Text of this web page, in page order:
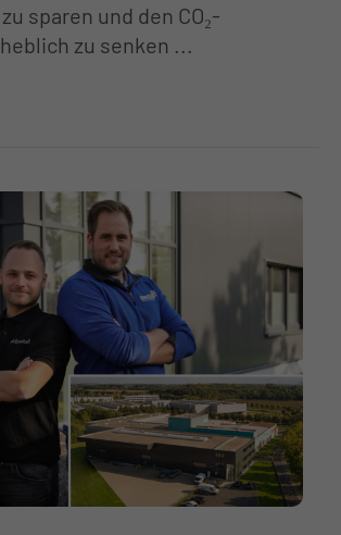
sparen und den CO₂-
zu senken ...